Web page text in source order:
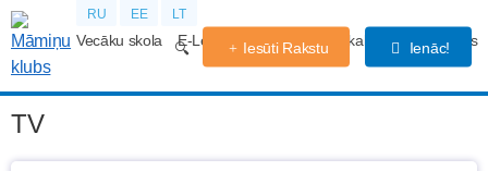
RU EE LT
Vecāku skola E-Lekcijas Grūtniecības kalendārs Forums
Iesūti Rakstu Ienāc!
TV